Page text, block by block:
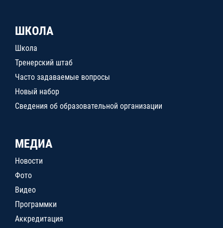
ШКОЛА
Школа
Тренерский штаб
Часто задаваемые вопросы
Новый набор
Сведения об образовательной организации
МЕДИА
Новости
Фото
Видео
Программки
Аккредитация